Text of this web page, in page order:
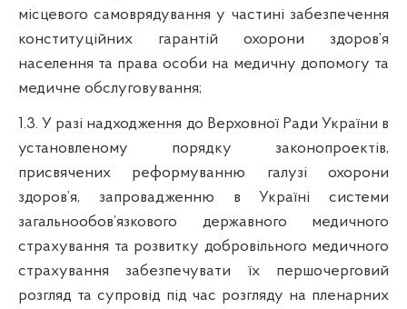
місцевого самоврядування у частині забезпечення
конституційних
гарантій охорони
здоров’я
населення та права особи на медичну допомогу та
медичне обслуговування;
1.3. У разі надходження до ВерховноїРади України в
установленому порядку законопроектів,
присвячених
реформуванню галузі
охорони
здоров’я, запровадженню вУкраїні
системи
загальнообов’язкового державного медичного
страхування та розвитку добровільного медичного
страхування
забезпечувати їх
першочерговий
розгляд та супровід під час розгляду на пленарних